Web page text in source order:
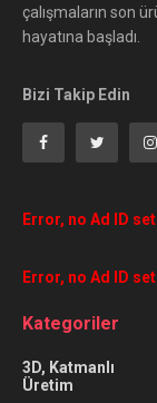
çalışmaların son
hayatına başladı.
Bizi Takip Edin
Error, no Ad ID
Error, no Ad ID
Kategoriler
3D, Katmanlı
Üretim